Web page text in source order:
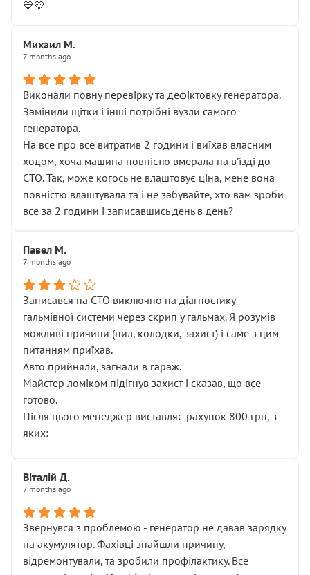
💙💛
Михаил М.
7 months ago
Виконали повну перевірку та дефіктовку генератора.
Замінили щітки і інші потрібні вузли самого
генератора.
На все про все витратив 2 години і виїхав власним
ходом, хоча машина повністю вмерала на вʼїзді до
СТО. Так, може когось не влаштовує ціна, мене вона
повністю влаштувала та і не забувайте, хто вам зроби
все за 2 години і записавшись день в день?
Павел М.
7 months ago
Записався на СТО виключно на діагностику
гальмівної системи через скрип у гальмах. Я розумів
можливі причини (пил, колодки, захист) і саме з цим
питанням приїхав.
Авто прийняли, загнали в гараж.
Майстер ломіком підігнув захист і сказав, що все
готово.
Після цього менеджер виставляє рахунок 800 грн, з
яких:
• 300 грн — діагностика гальмівної системи
НЕ погоджував
послуга. Тим більше, я був поруч і жодної реальної
діагностики ходової не проводилось. Після
зауваження гроші за цю “послугу” повернули, що
лише підтвердило мою правоту.
Віталій Д.
7 months ago
Звернувся з проблемою - генератор не давав зарядку
на акумулятор. Фахівці знайшли причину,
відремонтували, та зробили профілактику. Все